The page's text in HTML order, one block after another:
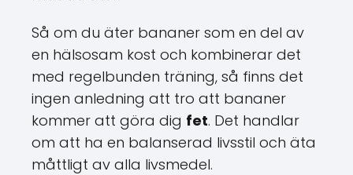
Så om du äter bananer som en del av
en hälsosam kost och kombinerar det
med regelbunden träning, så finns det
ingen anledning att tro att bananer
kommer att göra dig fet. Det handlar
om att ha en balanserad livsstil och äta
måttligt av alla livsmedel.